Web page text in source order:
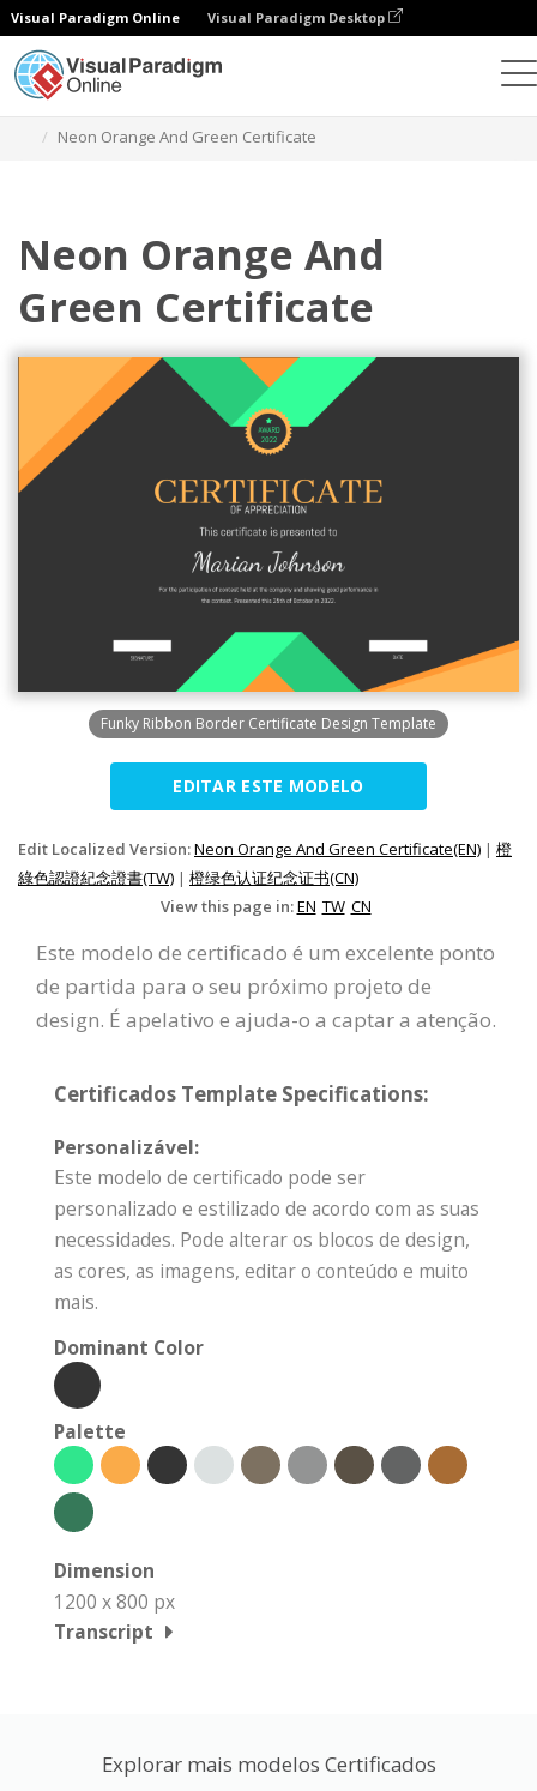
Visual Paradigm Online Visual Paradigm Desktop
Neon Orange And Green Certificate
Neon Orange And
Green Certificate
Funky Ribbon Border Certificate Design Template
EDITAR ESTE MODELO
Edit Localized Version:Neon Orange And Green Certificate(EN) | 橙
綠色認證紀念證書(TW) | 橙绿色认证纪念证书(CN)
View this page in:EN TW CN
Este modelo de certificado é um excelente ponto
de partida para o seu próximo projeto de
design. É apelativo e ajuda-o a captar a atenção.
Certificados Template Specifications:
Personalizável:
Este modelo de certificado pode ser
personalizado e estilizado de acordo com as suas
necessidades. Pode alterar os blocos de design,
as cores, as imagens, editar o conteúdo e muito
mais.
Dominant Color
Palette
Dimension
1200 x 800 px
Transcript
Explorar mais modelos Certificados